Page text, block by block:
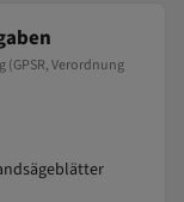
Verordnung